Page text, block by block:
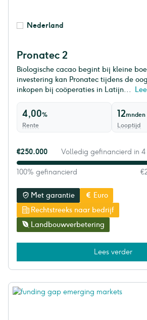
Nederland
Pronatec 2
Biologische cacao begint bij kleine
investering kan Pronatec tijdens de
inkopen bij coöperaties in Latijn...
4,00%
Rente
12mnden
Looptijd
€250.000 Volledig gefinancierd in 4
100% gefinancierd
Met garantie
Euro
Rechtstreeks naar bedrijf
Landbouwverbetering
Lees verder